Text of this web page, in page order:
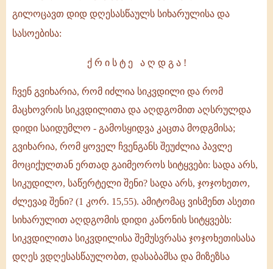
გილოცავთ დიდ დღესასწაულს სიხარულისა და
სასოებისა:
ქ რ ი ს ტ ე ა ღ დ გ ა !
ჩვენ გვიხარია, რომ იძლია სიკვდილი და რომ
მაცხოვრის სიკვდილითა და აღდგომით აღსრულდა
დიდი საიდუმლო - გამოსყიდვა კაცთა მოდგმისა;
გვიხარია, რომ ყოველ ჩვენგანს შეუძლია პავლე
მოციქულთან ერთად გაიმეოროს სიტყვები: სადა არს,
სიკუდილო, საწერტელი შენი? სადა არს, ჯოჯოხეთო,
ძლევაჲ შენი? (1 კორ. 15,55). ამიტომაც ვისმენთ ასეთი
სიხარულით აღდგომის დიდი კანონის სიტყვებს:
სიკვდილითა სიკვდილისა შემუსვრასა ჯოჯოხეთისასა
დღეს ვდღესასწაულობთ, დასაბამსა და მიზეზსა